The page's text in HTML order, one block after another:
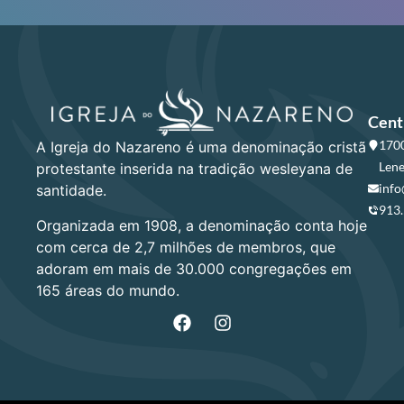
A Igreja do Nazareno é uma denominação cristã
protestante inserida na tradição wesleyana de
santidade.
Organizada em 1908, a denominação conta hoje
com cerca de 2,7 milhões de membros, que
adoram em mais de 30.000 congregações em
165 áreas do mundo.